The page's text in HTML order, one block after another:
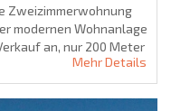
Zweizimmerwohnung
modernen Wohnanlage
an, nur 200 Meter
Mehr Details